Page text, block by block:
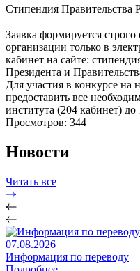
Стипендия
Заявка формируется
организации только в
кабинет на сайте:
Президента и
Для участия в конкурсе на
предоставить все
института (204 кабинет)
Просмотров: 344
Новости
Читать все
07.08.2026
Информация по переводу